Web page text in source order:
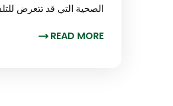
الصحية التي قد تتعرض
READ MORE